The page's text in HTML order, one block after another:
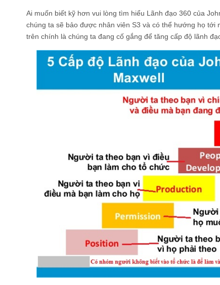
Ai muốn biết kỹ hơn vui lòng tìm hiểu Lãnh đạo 360 của
chúng ta sẽ bảo được nhân viên S3 và có thể hướng họ tới
trên chính là chúng ta đang cố gắng để tăng cấp độ lãnh